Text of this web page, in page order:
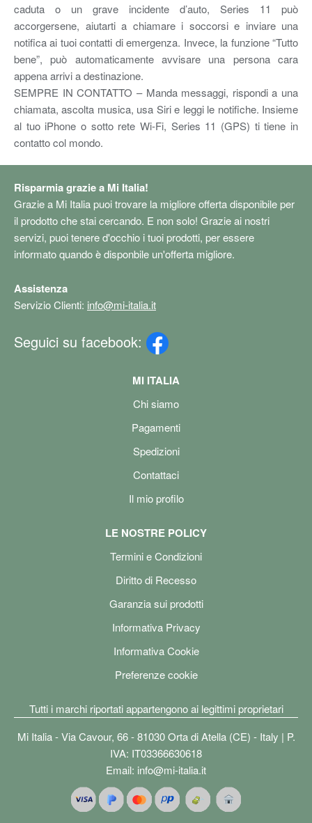
caduta o un grave incidente d’auto, Series 11 può
accorgersene, aiutarti a chiamare i soccorsi e inviare una
notifica ai tuoi contatti di emergenza. Invece, la funzione “Tutto
bene”, può automaticamente avvisare una persona cara
appena arrivi a destinazione.
SEMPRE IN CONTATTO – Manda messaggi, rispondi a una
chiamata, ascolta musica, usa Siri e leggi le notifiche. Insieme
al tuo iPhone o sotto rete Wi-Fi, Series 11 (GPS) ti tiene in
contatto col mondo.
Risparmia grazie a Mi Italia!
Grazie a Mi Italia puoi trovare la migliore offerta disponibile per
il prodotto che stai cercando. E non solo! Grazie ai nostri
servizi, puoi tenere d'occhio i tuoi prodotti, per essere
informato quando è disponbile un'offerta migliore.
Assistenza
Servizio Clienti: info@mi-italia.it
Seguici su facebook:
MI ITALIA
Chi siamo
Pagamenti
Spedizioni
Contattaci
Il mio profilo
LE NOSTRE POLICY
Termini e Condizioni
Diritto di Recesso
Garanzia sui prodotti
Informativa Privacy
Informativa Cookie
Preferenze cookie
Tutti i marchi riportati appartengono ai legittimi proprietari
Mi Italia - Via Cavour, 66 - 81030 Orta di Atella (CE) - Italy | P.
IVA: IT03366630618
Email: info@mi-italia.it